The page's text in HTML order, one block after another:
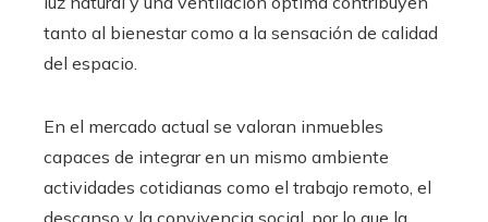
tanto al bienestar como a la sensación de calidad
del espacio.
En el mercado actual se valoran inmuebles
capaces de integrar en un mismo ambiente
actividades cotidianas como el trabajo remoto, el
descanso y la convivencia social, por lo que la